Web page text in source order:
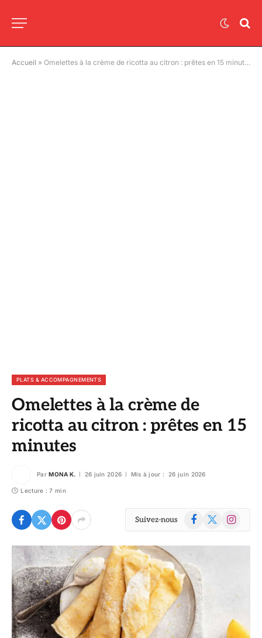
Accueil » Omelettes à la crème de ricotta au citron : prêtes en 15 minutes
PLATS & ACCOMPAGNEMENTS
Omelettes à la crème de
ricotta au citron : prêtes en 15
minutes
Par MONA K. 26 juin 2026 Mis à jour : 26 juin 2026
Lecture : 7 min
Suivez-nous Facebook
X
Instagram
© DR